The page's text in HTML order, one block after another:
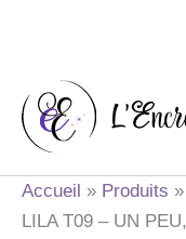
contenu
Accueil
Produits
LILA T09 – UN